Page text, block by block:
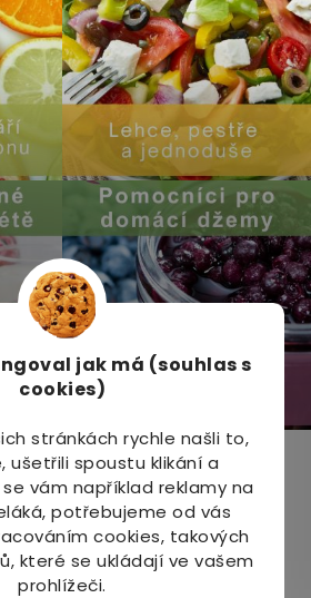
jak má (souhlas s
cookies)
stránkách rychle našli to,
ušetřili spoustu klikání a
vám například reklamy na
potřebujeme od vás
cookies, takových
které se ukládají ve vašem
prohlížeči.
newsletter
my vám budeme zasílat
produktech na našem e-